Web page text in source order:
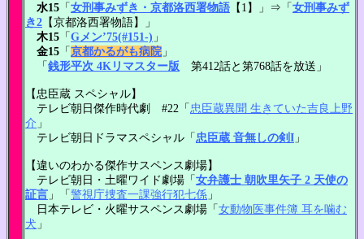
水15 「女刑事みずき・京都洛西署物語 【1】」⇒「女刑事みず
き2 【京都洛西署物語】」
木15 「Gメン’75(#151-) 」
金15 「京都かるがも病院 」
「銭形平次 4Kリマスター版 第412話と第768話を放送」
【忠臣蔵 スペシャル】
テレビ朝日傑作時代劇 #22「 忠臣蔵異聞 生きていた吉良上野
介 」
テレビ朝日ドラマスペシャル「 忠臣蔵 音無しの剣I 」
【違いのわかる傑作サスペンス劇場】
テレビ朝日・土曜ワイド劇場「女弁護士 朝吹里矢子 2 天使の
証言 」「警視庁捜査一課強行犯七係 」
日本テレビ・火曜サスペンス劇場「女動物医事件簿 耳を噛む
犬 」